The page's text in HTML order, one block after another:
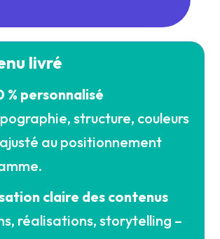
livré
% personnalisé
structure, couleurs
au positionnement
claire des contenus
réalisations, storytelling –